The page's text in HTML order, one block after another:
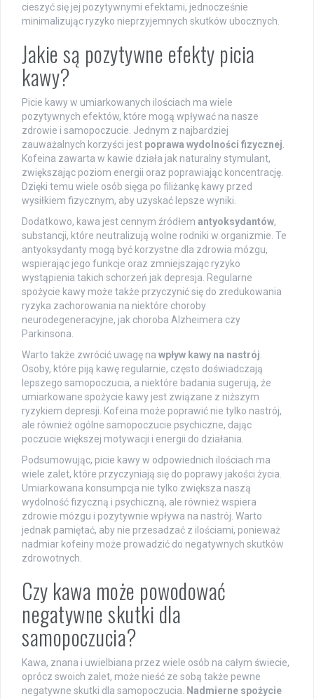
cieszyć się jej pozytywnymi efektami, jednocześnie
minimalizując ryzyko nieprzyjemnych skutków ubocznych.
Jakie są pozytywne efekty picia
kawy?
Picie kawy w umiarkowanych ilościach ma wiele
pozytywnych efektów, które mogą wpływać na nasze
zdrowie i samopoczucie. Jednym z najbardziej
zauważalnych korzyści jest poprawa wydolności fizycznej
Kofeina zawarta w kawie działa jak naturalny stymulant,
zwiększając poziom energii oraz poprawiając koncentrację.
Dzięki temu wiele osób sięga po filiżankę kawy przed
wysiłkiem fizycznym, aby uzyskać lepsze wyniki.
Dodatkowo, kawa jest cennym źródłem antyoksydantów,
substancji, które neutralizują wolne rodniki w organizmie. Te
antyoksydanty mogą być korzystne dla zdrowia mózgu,
wspierając jego funkcje oraz zmniejszając ryzyko
wystąpienia takich schorzeń jak depresja. Regularne
spożycie kawy może także przyczynić się do zredukowania
ryzyka zachorowania na niektóre choroby
neurodegeneracyjne, jak choroba Alzheimera czy
Parkinsona.
Warto także zwrócić uwagę na wpływ kawy na nastrój
Osoby, które piją kawę regularnie, często doświadczają
lepszego samopoczucia, a niektóre badania sugerują, że
umiarkowane spożycie kawy jest związane z niższym
ryzykiem depresji. Kofeina może poprawić nie tylko nastrój,
ale również ogólne samopoczucie psychiczne, dając
poczucie większej motywacji i energii do działania.
Podsumowując, picie kawy w odpowiednich ilościach ma
wiele zalet, które przyczyniają się do poprawy jakości życia.
Umiarkowana konsumpcja nie tylko zwiększa naszą
wydolność fizyczną i psychiczną, ale również wspiera
zdrowie mózgu i pozytywnie wpływa na nastrój. Warto
jednak pamiętać, aby nie przesadzać z ilościami, ponieważ
nadmiar kofeiny może prowadzić do negatywnych skutków
zdrowotnych.
Czy kawa może powodować
negatywne skutki dla
samopoczucia?
Kawa, znana i uwielbiana przez wiele osób na całym świecie,
oprócz swoich zalet, może nieść ze sobą także pewne
negatywne skutki dla samopoczucia.
Nadmierne spożycie